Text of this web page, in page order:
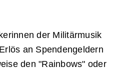
der Militärmusik
an Spendengeldern
den "Rainbows" oder